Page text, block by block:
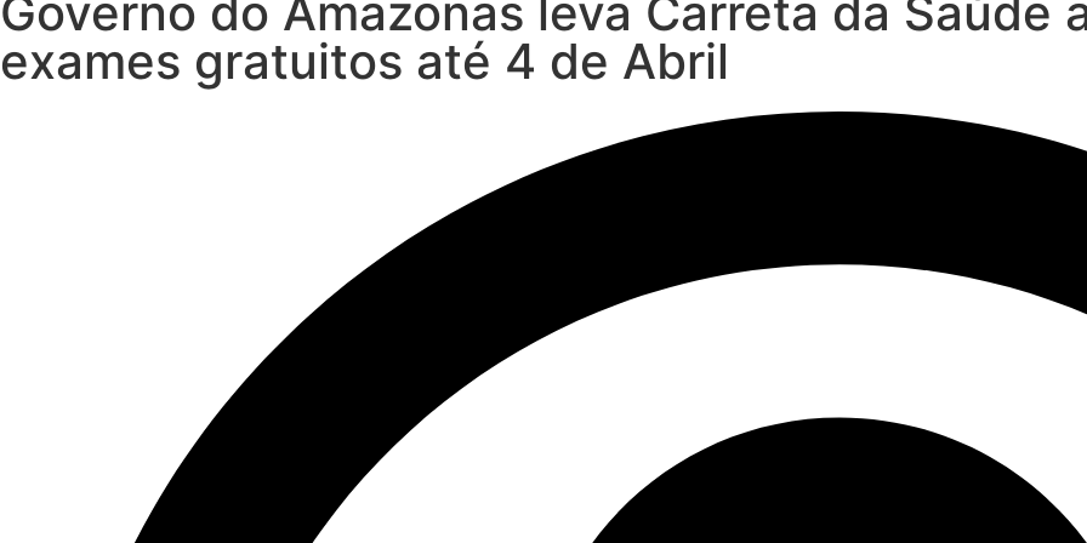
Governo do Amazonas leva Carreta da Saúde
exames gratuitos até 4 de Abril